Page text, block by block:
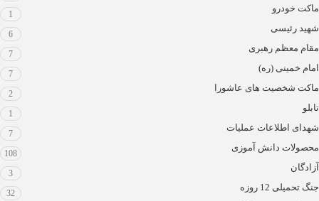
ماکت خودرو
1
شهید رئیسی
6
مقام معظم رهبری
7
امام خمینی (ره)
7
ماکت شخصیت های عاشورا
2
تابلو
1
شهدای اطلاعات عملیات
7
محصولات دانش آموزی
108
آزادگان
3
جنگ تحمیلی 12 روزه
32